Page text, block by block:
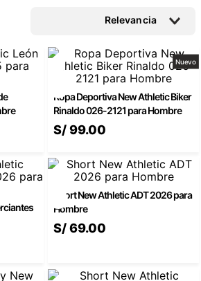
Relevancia
Nuevo
Ropa Deportiva New Athletic Biker
Rinaldo 026-2121 para Hombre
S/99.00
Short New Athletic ADT 2026 para
Hombre
S/69.00